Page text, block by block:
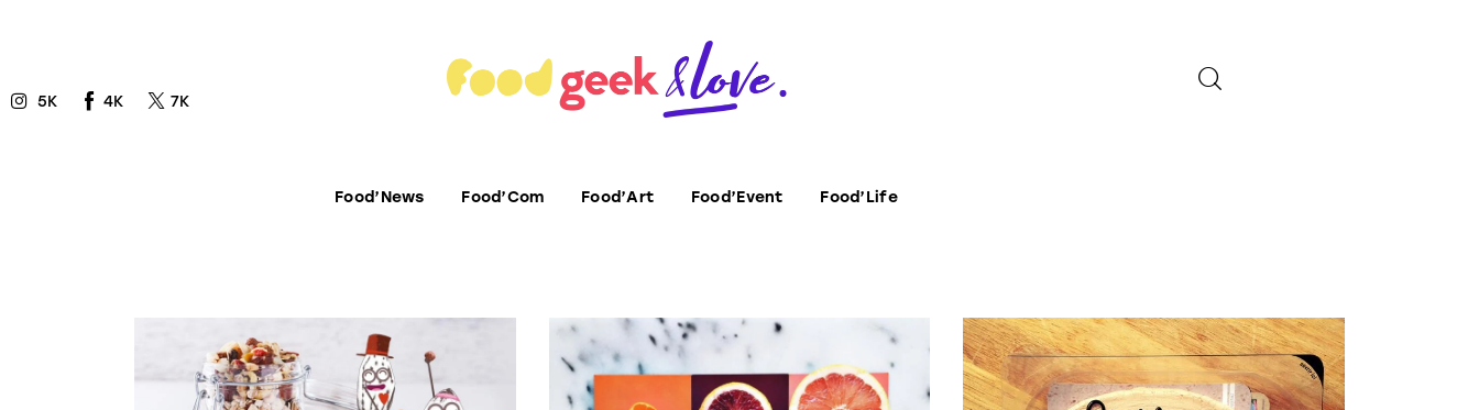
5K 4K 7K
Food’News Food’Com Food’Art Food’Event Food’Life